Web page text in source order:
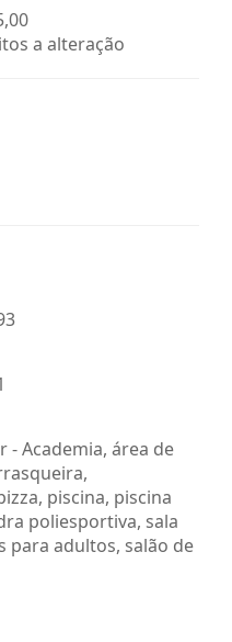
a alteração
- Academia, área de
piscina, piscina
poliesportiva, sala
para adultos, salão de